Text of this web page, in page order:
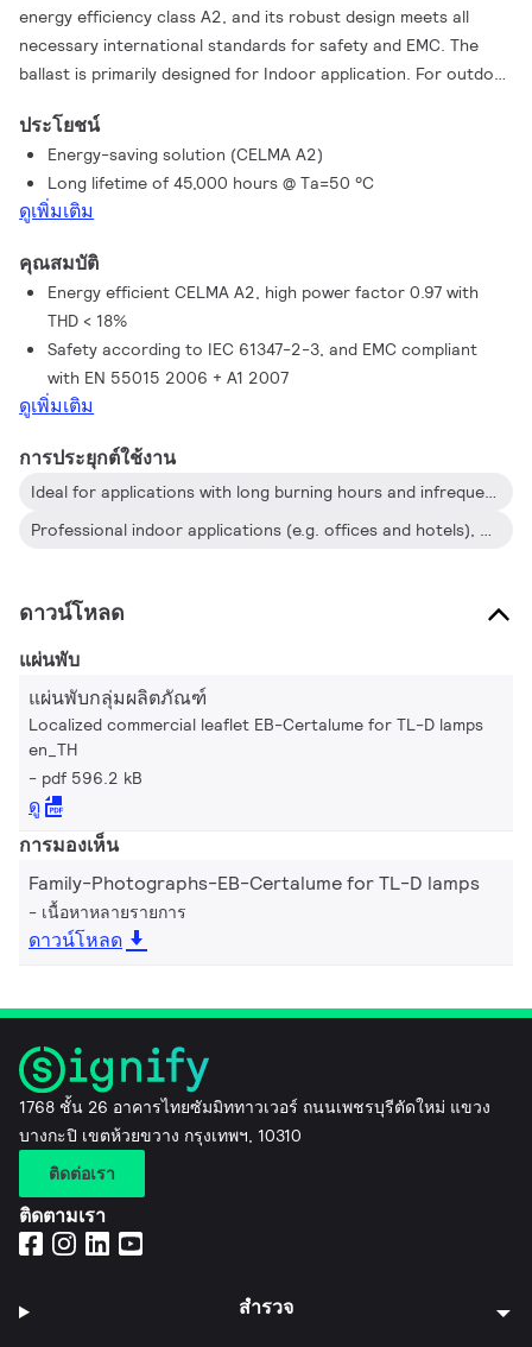
energy efficiency class A2, and its robust design meets all
necessary international standards for safety and EMC. The
ballast is primarily designed for Indoor application. For outdoor
be sufficiently protected against water & dust. The installation
should also be guard against any lightening surge or any other
necessary electrical protection as deemed in such typical
installation & application.
ประโยชน์
Energy-saving solution (CELMA A2)
Long lifetime of 45,000 hours @ Ta=50 °C
ดูเพิ่มเติม
คุณสมบัติ
Energy efficient CELMA A2, high power factor 0.97 with
THD < 18%
Safety according to IEC 61347-2-3, and EMC compliant
with EN 55015 2006 + A1 2007
ดูเพิ่มเติม
การประยุกต์ใช้งาน
Ideal for applications with long burning hours and infrequent on/off switching activity
Professional indoor applications (e.g. offices and hotels), department stores, shops, supermarkets and public areas and indoor lighting boxes and homes
ดาวน์โหลด
แผ่นพับ
แผ่นพับกลุ่มผลิตภัณฑ์
Localized commercial leaflet EB-Certalume for TL-D lamps
en_TH
pdf 596.2 kB
ดู
การมองเห็น
Family-Photographs-EB-Certalume for TL-D lamps
เนื้อหาหลายรายการ
ดาวน์โหลด
1768 ชั้น 26 อาคารไทยซัมมิททาวเวอร์ ถนนเพชรบุรีตัดใหม่ แขวง
บางกะปิ เขตห้วยขวาง กรุงเทพฯ, 10310
ติดต่อเรา
ติดตามเรา
สำรวจ